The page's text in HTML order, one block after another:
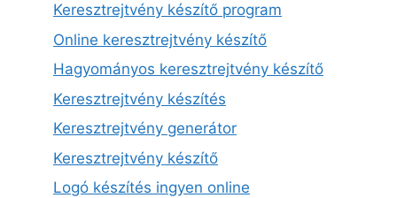
Keresztrejtvény készítő program
Online keresztrejtvény készítő
Hagyományos keresztrejtvény készítő
Keresztrejtvény készítés
Keresztrejtvény generátor
Keresztrejtvény készítő
Logó készítés ingyen online